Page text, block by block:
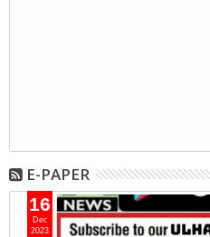
E-PAPER
16
Dec
2023